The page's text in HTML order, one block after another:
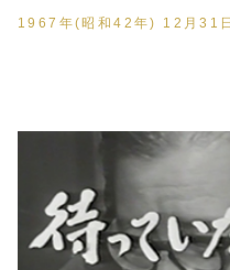
1967年(昭和42年) 12月31